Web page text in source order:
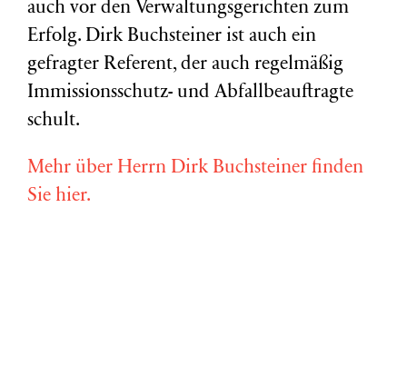
auch vor den Verwaltungsgerichten zum
Erfolg. Dirk Buchsteiner ist auch ein
gefragter Referent, der auch regelmäßig
Immissionsschutz- und Abfallbeauftragte
schult.
Mehr über Herrn Dirk Buchsteiner finden
Sie hier.